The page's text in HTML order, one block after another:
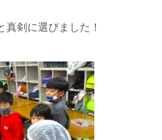
真剣に選びました！